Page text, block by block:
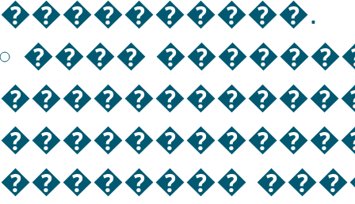
����������.
����
��������